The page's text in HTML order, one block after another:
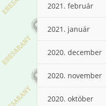
2021. február
2021. január
2020. december
2020. november
2020. október